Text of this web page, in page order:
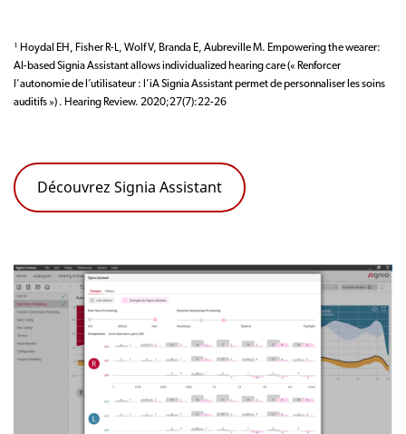
¹ Hoydal EH, Fisher R-L, Wolf V, Branda E, Aubreville M. Empowering the wearer:
AI-based Signia Assistant allows individualized hearing care (« Renforcer
l'autonomie de l’utilisateur : l’iA Signia Assistant permet de personnaliser les soins
auditifs ») . Hearing Review. 2020;27(7):22-26
Découvrez Signia Assistant